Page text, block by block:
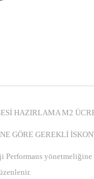
HAZIRLAMA M2
GÖRE GEREKLİ
Performans